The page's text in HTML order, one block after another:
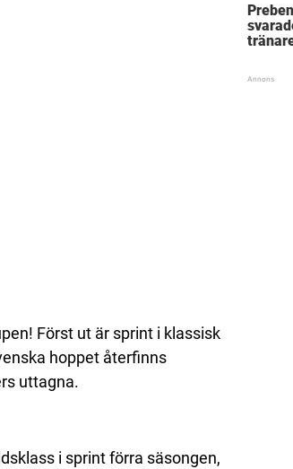
Först ut är sprint i klassisk
hoppet återfinns
uttagna.
i sprint förra säsongen,